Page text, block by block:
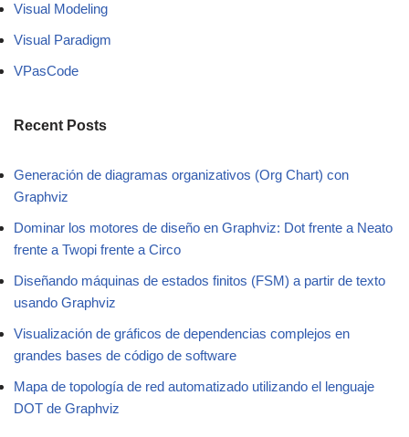
Visual Modeling
Visual Paradigm
VPasCode
Recent Posts
Generación de diagramas organizativos (Org Chart) con
Graphviz
Dominar los motores de diseño en Graphviz: Dot frente a Neato
frente a Twopi frente a Circo
Diseñando máquinas de estados finitos (FSM) a partir de texto
usando Graphviz
Visualización de gráficos de dependencias complejos en
grandes bases de código de software
Mapa de topología de red automatizado utilizando el lenguaje
DOT de Graphviz